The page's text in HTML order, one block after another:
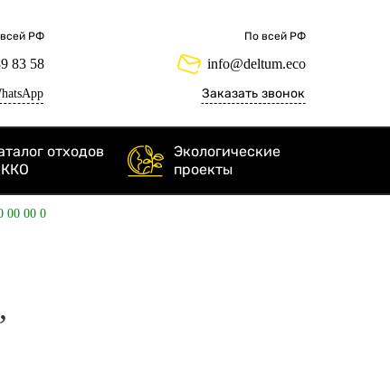
РФ
83 58
По всей РФ
info@deltum.eco
Заказать звонок
отходов
Экологические
проекты
00 00 0